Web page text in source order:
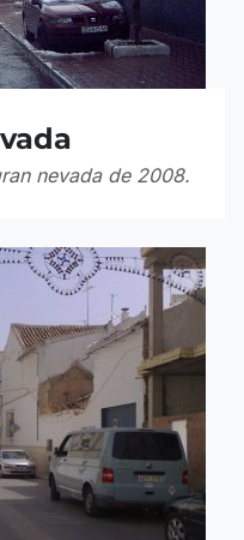
nevada de 2008.